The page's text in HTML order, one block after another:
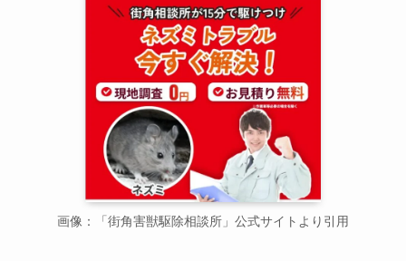
画像：「街角害獣駆除相談所」公式サイトより引用